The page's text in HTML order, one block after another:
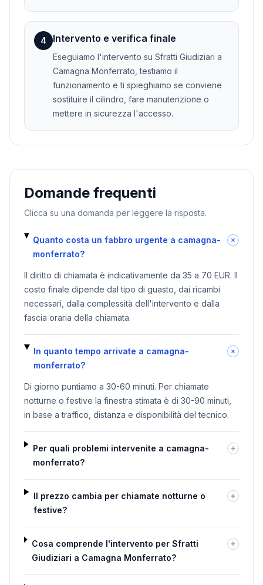
4 Intervento e verifica finale
Eseguiamo l'intervento su Sfratti Giudiziari a
Camagna Monferrato, testiamo il
funzionamento e ti spieghiamo se conviene
sostituire il cilindro, fare manutenzione o
mettere in sicurezza l'accesso.
Domande frequenti
Clicca su una domanda per leggere la risposta.
Quanto costa un fabbro urgente a camagna-
monferrato?
Il diritto di chiamata è indicativamente da 35 a 70 EUR. Il
costo finale dipende dal tipo di guasto, dai ricambi
necessari, dalla complessità dell'intervento e dalla
fascia oraria della chiamata.
In quanto tempo arrivate a camagna-
monferrato?
Di giorno puntiamo a 30-60 minuti. Per chiamate
notturne o festive la finestra stimata è di 30-90 minuti,
in base a traffico, distanza e disponibilità del tecnico.
Per quali problemi intervenite a camagna-
monferrato?
Il prezzo cambia per chiamate notturne o
festive?
Cosa comprende l'intervento per Sfratti
Giudiziari a Camagna Monferrato?